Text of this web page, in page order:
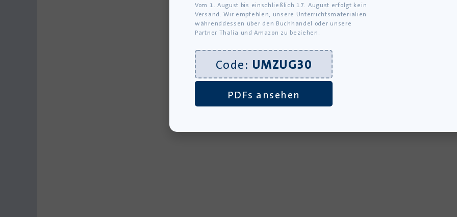
Vom 1. August bis einschließlich 17. August erfolgt kein
Versand. Wir empfehlen, unsere Unterrichtsmaterialien
währenddessen über den Buchhandel oder unsere
Partner Thalia und Amazon zu beziehen.
Code: UMZUG30
PDFs ansehen